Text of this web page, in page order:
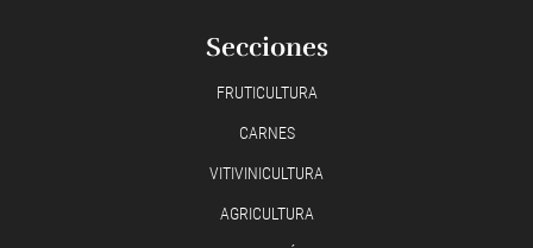
Secciones
FRUTICULTURA
CARNES
VITIVINICULTURA
AGRICULTURA